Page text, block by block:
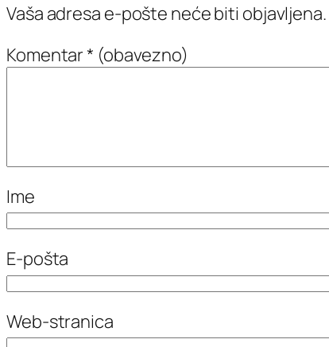
Vaša adresa e-pošte neće biti objavljena.
Komentar* (obavezno)
Ime
E-pošta
Web-stranica